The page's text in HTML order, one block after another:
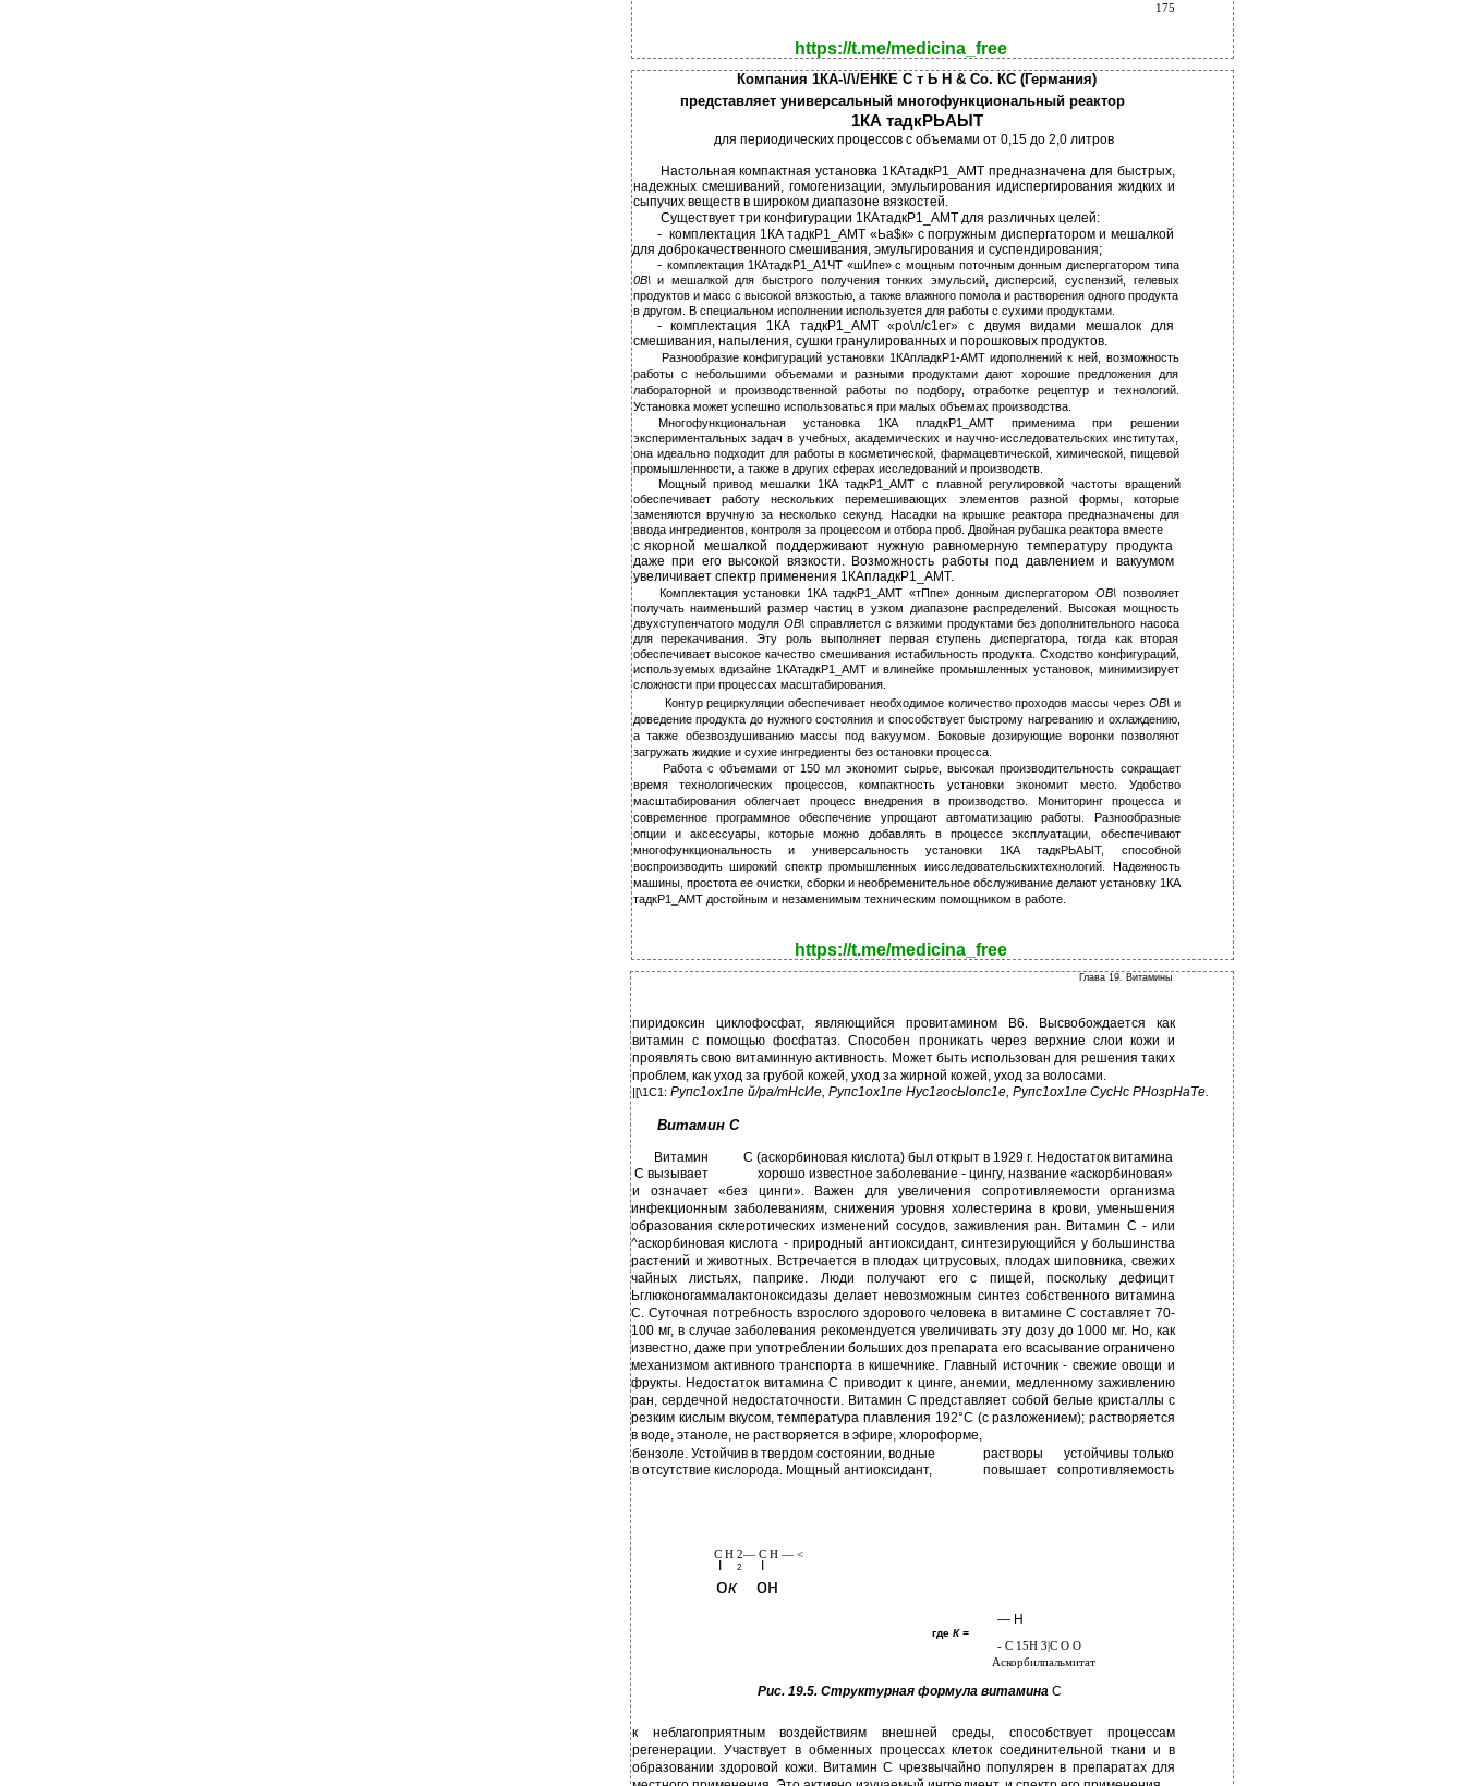
175
https://t.me/medicina_free
Компания 1КА-\/\/ЕНКЕ С т Ь Н & Со. КС (Германия)
представляет универсальный многофункциональный реактор
1КА тадкРЬАЫТ
для периодических процессов с объемами от 0,15 до 2,0 литров
Настольная компактная установка 1КАтадкР1_АМТ предназначена для быстрых,
надежных смешиваний, гомогенизации, эмульгирования идиспергирования жидких и
сыпучих веществ в широком диапазоне вязкостей.
Существует три конфигурации 1КАтадкР1_АМТ для различных целей:
- комплектация 1КА тадкР1_АМТ «Ьа$к» с погружным диспергатором и мешалкой
для доброкачественного смешивания, эмульгирования и суспендирования;
- комплектация 1КАтадкР1_А1ЧТ «шИпе» с мощным поточным донным диспергатором типа
0В\и мешалкой для быстрого получения тонких эмульсий, дисперсий, суспензий, гелевых
продуктов и масс с высокой вязкостью, а также влажного помола и растворения одного продукта
в другом. В специальном исполнении используется для работы с сухими продуктами.
-
комплектация 1КА тадкР1_АМТ «ро\л/с1ег» с двумя видами мешалок для
смешивания, напыления, сушки гранулированных и порошковых продуктов.
Разнообразие конфигураций установки 1КАпладкР1-АМТ идополнений к ней, возможность
работы с небольшими объемами и разными продуктами дают хорошие предложения для
лабораторной и производственной работы по подбору, отработке рецептур и технологий.
Установка может успешно использоваться при малых объемах производства.
Многофункциональная установка 1КА пладкР1_АМТ применима при решении
экспериментальных задач в учебных, академических и научно-исследовательских институтах,
она идеально подходит для работы в косметической, фармацевтической, химической, пищевой
промышленности, а также в других сферах исследований и производств.
Мощный привод мешалки 1КА тадкР1_АМТ с плавной регулировкой частоты вращений
обеспечивает работу нескольких перемешивающих элементов разной формы, которые
заменяются вручную за несколько секунд. Насадки на крышке реактора предназначены для
ввода ингредиентов, контроля за процессом и отбора проб. Двойная рубашка реактора вместе
с якорной мешалкой поддерживают нужную равномерную температуру продукта
даже при его высокой вязкости. Возможность работы под давлением и вакуумом
увеличивает спектр применения 1КАпладкР1_АМТ.
Комплектация установки 1КА тадкР1_АМТ «тПпе» донным диспергатором ОВ\ позволяет
получать наименьший размер частиц в узком диапазоне распределений. Высокая мощность
двухступенчатого модуляОВ\ справляется с вязкими продуктами без дополнительного насоса
для перекачивания. Эту роль выполняет первая ступень диспергатора, тогда как вторая
обеспечивает высокое качество смешивания истабильность продукта. Сходство конфигураций,
используемых вдизайне 1КАтадкР1_АМТ и влинейке промышленных установок, минимизирует
сложности при процессах масштабирования.
Контур рециркуляции обеспечивает необходимое количество проходов массы через ОВ\ и
доведение продукта до нужного состояния и способствует быстрому нагреванию и охлаждению,
а также обезвоздушиванию массы под вакуумом. Боковые дозирующие воронки позволяют
загружать жидкие и сухие ингредиенты без остановки процесса.
Работа с объемами от 150 мл экономит сырье, высокая производительность сокращает
время технологических процессов, компактность установки экономит место. Удобство
масштабирования облегчает процесс внедрения в производство. Мониторинг процесса и
современное программное обеспечение упрощают автоматизацию работы. Разнообразные
опции и аксессуары, которые можно добавлять в процессе эксплуатации, обеспечивают
многофункциональность и универсальность установки 1КА тадкРЬАЫТ, способной
воспроизводить широкий спектр промышленных иисследовательскихтехнологий. Надежность
машины, простота ее очистки, сборки и необременительное обслуживание делают установку 1КА
тадкР1_АМТ достойным и незаменимым техническим помощником в работе.
https://t.me/medicina_free
Глава 19. Витамины
пиридоксин циклофосфат, являющийся провитамином В6. Высвобождается как
витамин с помощью фосфатаз. Способен проникать через верхние слои кожи и
проявлять свою витаминную активность. Может быть использован для решения таких
проблем, как уход за грубой кожей, уход за жирной кожей, уход за волосами.
|[\1С1: Рупс1ох1пе й/ра/тНсИе, Рупс1ох1пе Нус1госЫопс1е, Рупс1ох1пе СусНс РНозрНаТе.
Витамин С
Витамин
С (аскорбиновая кислота) был открыт в 1929 г. Недостаток витамина
С вызывает
хорошо известное заболевание - цингу, название «аскорбиновая»
и означает «без цинги». Важен для увеличения сопротивляемости организма
инфекционным заболеваниям, снижения уровня холестерина в крови, уменьшения
образования склеротических изменений сосудов, заживления ран. Витамин С - или
^аскорбиновая кислота - природный антиоксидант, синтезирующийся у большинства
растений и животных. Встречается в плодах цитрусовых, плодах шиповника, свежих
чайных листьях, паприке. Люди получают его с пищей, поскольку дефицит
Ьглюконогаммалактоноксидазы делает невозможным синтез собственного витамина
С. Суточная потребность взрослого здорового человека в витамине С составляет 70-
100 мг, в случае заболевания рекомендуется увеличивать эту дозу до 1000 мг. Но, как
известно, даже при употреблении больших доз препарата его всасывание ограничено
механизмом активного транспорта в кишечнике. Главный источник - свежие овощи и
фрукты. Недостаток витамина С приводит к цинге, анемии, медленному заживлению
ран, сердечной недостаточности. Витамин С представляет собой белые кристаллы с
резким кислым вкусом, температура плавления 192°С (с разложением); растворяется
в воде, этаноле, не растворяется в эфире, хлороформе,
бензоле. Устойчив в твердом состоянии, водные
растворы
устойчивы только
в отсутствие кислорода. Мощный антиоксидант,
повышает сопротивляемость
С Н 2— С Н — <
2
ок он
— Н
где К =
- С 15Н 3|С О О
Аскорбилпальмитат
Рис. 19.5. Структурная формула витамина С
к неблагоприятным воздействиям внешней среды, способствует процессам
регенерации. Участвует в обменных процессах клеток соединительной ткани и в
образовании здоровой кожи. Витамин С чрезвычайно популярен в препаратах для